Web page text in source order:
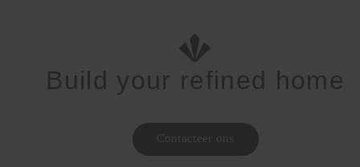
Build your refined home
Contacteer ons